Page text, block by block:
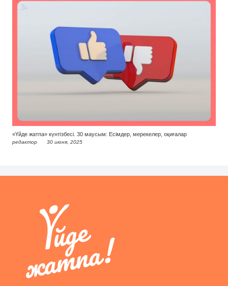
«Үйде жатпа» күнтізбесі. 30 маусым: Есімдер, мерекелер, оқиғалар
редактор 30 июня, 2025